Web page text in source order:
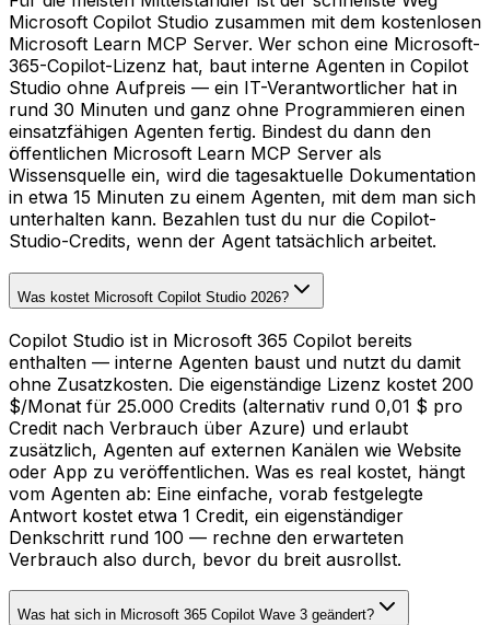
Microsoft Copilot Studio zusammen mit dem kostenlosen
Microsoft Learn MCP Server. Wer schon eine Microsoft-
365-Copilot-Lizenz hat, baut interne Agenten in Copilot
Studio ohne Aufpreis — ein IT-Verantwortlicher hat in
rund 30 Minuten und ganz ohne Programmieren einen
einsatzfähigen Agenten fertig. Bindest du dann den
öffentlichen Microsoft Learn MCP Server als
Wissensquelle ein, wird die tagesaktuelle Dokumentation
in etwa 15 Minuten zu einem Agenten, mit dem man sich
unterhalten kann. Bezahlen tust du nur die Copilot-
Studio-Credits, wenn der Agent tatsächlich arbeitet.
Was kostet Microsoft Copilot Studio 2026?
Copilot Studio ist in Microsoft 365 Copilot bereits
enthalten — interne Agenten baust und nutzt du damit
ohne Zusatzkosten. Die eigenständige Lizenz kostet 200
$/Monat für 25.000 Credits (alternativ rund 0,01 $ pro
Credit nach Verbrauch über Azure) und erlaubt
zusätzlich, Agenten auf externen Kanälen wie Website
oder App zu veröffentlichen. Was es real kostet, hängt
vom Agenten ab: Eine einfache, vorab festgelegte
Antwort kostet etwa 1 Credit, ein eigenständiger
Denkschritt rund 100 — rechne den erwarteten
Verbrauch also durch, bevor du breit ausrollst.
Was hat sich in Microsoft 365 Copilot Wave 3 geändert?